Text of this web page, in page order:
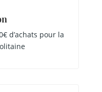
d’achats pour la